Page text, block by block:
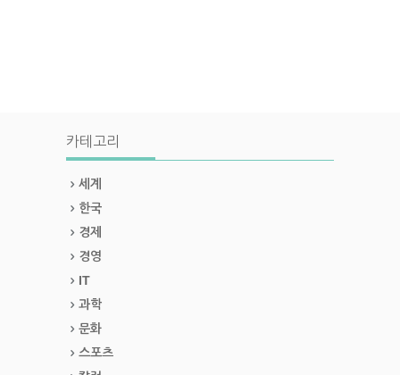
카테고리
세계
한국
경제
경영
IT
과학
문화
스포츠